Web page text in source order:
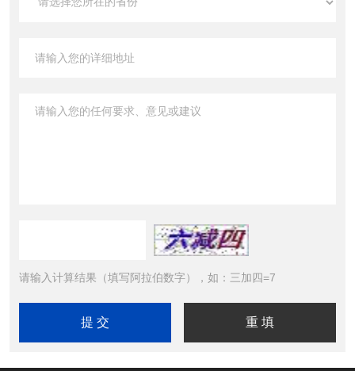
请输入计算结果（填写阿拉伯数字），如：三加四=7